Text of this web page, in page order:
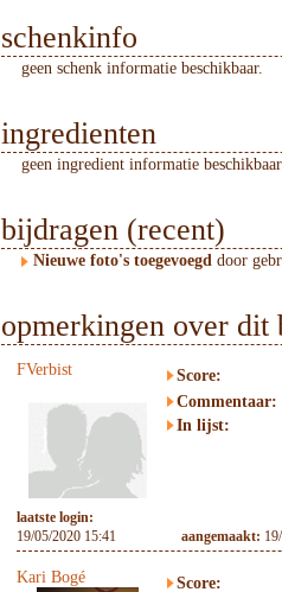
schenkinfo
geen schenk informatie beschikbaar.
ingredienten
geen ingredient informatie
bijdragen (recent)
Nieuwe foto's toegevoegd door
opmerkingen over dit
FVerbist
Score:
Commentaar:
In lijst:
laatste login:
19/05/2020 15:41
aangemaakt:
Kari Bogé Score: